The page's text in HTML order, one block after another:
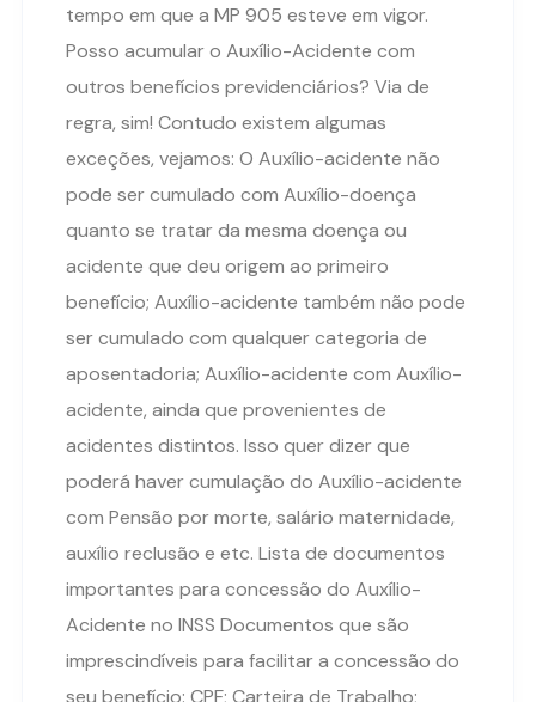
tempo em que a MP 905 esteve em vigor.
Posso acumular o Auxílio-Acidente com
outros benefícios previdenciários? Via de
regra, sim! Contudo existem algumas
exceções, vejamos: O Auxílio-acidente não
pode ser cumulado com Auxílio-doença
quanto se tratar da mesma doença ou
acidente que deu origem ao primeiro
benefício; Auxílio-acidente também não pode
ser cumulado com qualquer categoria de
aposentadoria; Auxílio-acidente com Auxílio-
acidente, ainda que provenientes de
acidentes distintos. Isso quer dizer que
poderá haver cumulação do Auxílio-acidente
com Pensão por morte, salário maternidade,
auxílio reclusão e etc. Lista de documentos
importantes para concessão do Auxílio-
Acidente no INSS Documentos que são
imprescindíveis para facilitar a concessão do
seu benefício: CPF; Carteira de Trabalho;